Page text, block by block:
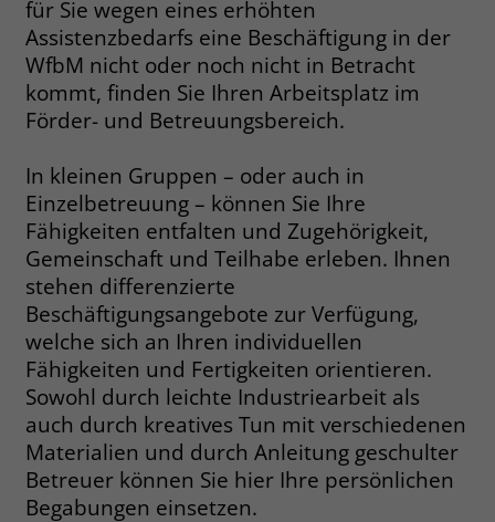
für Sie wegen eines erhöhten
Assistenzbedarfs eine Beschäftigung in der
WfbM nicht oder noch nicht in Betracht
kommt, finden Sie Ihren Arbeitsplatz im
Förder- und Betreuungsbereich.
In kleinen Gruppen – oder auch in
Einzelbetreuung – können Sie Ihre
Fähigkeiten entfalten und Zugehörigkeit,
Gemeinschaft und Teilhabe erleben. Ihnen
stehen differenzierte
Beschäftigungsangebote zur Verfügung,
welche sich an Ihren individuellen
Fähigkeiten und Fertigkeiten orientieren.
Sowohl durch leichte Industriearbeit als
auch durch kreatives Tun mit verschiedenen
Materialien und durch Anleitung geschulter
Betreuer können Sie hier Ihre persönlichen
Begabungen einsetzen.
Name __cf_bm
.fonts.net
Laufzeit 30 Minuten
Zweck
This cookie, set by Cloudflare, is used to
support Cloudflare Bot Management.
Name JSessionID
Anbieter jobs.stiftung-liebenau.de
Laufzeit Session
Zweck
Behält die Zustände des Benutzers bei
allen Seitenanfragen bei.
Name _gcl_au
Anbieter Google Ads
Zweck Enthält eine zufallsgenerierte User-ID.
Name _gcl_aw
Anbieter Google Ads
Laufzeit 90 Tage
Zweck
Dieses Cookie wird gesetzt, wenn ein
User über einen Klick auf eine Google
Werbeanzeige auf die Website gelangt.
Es enthält Informationen darüber,
welche Werbeanzeige geklickt wurde,